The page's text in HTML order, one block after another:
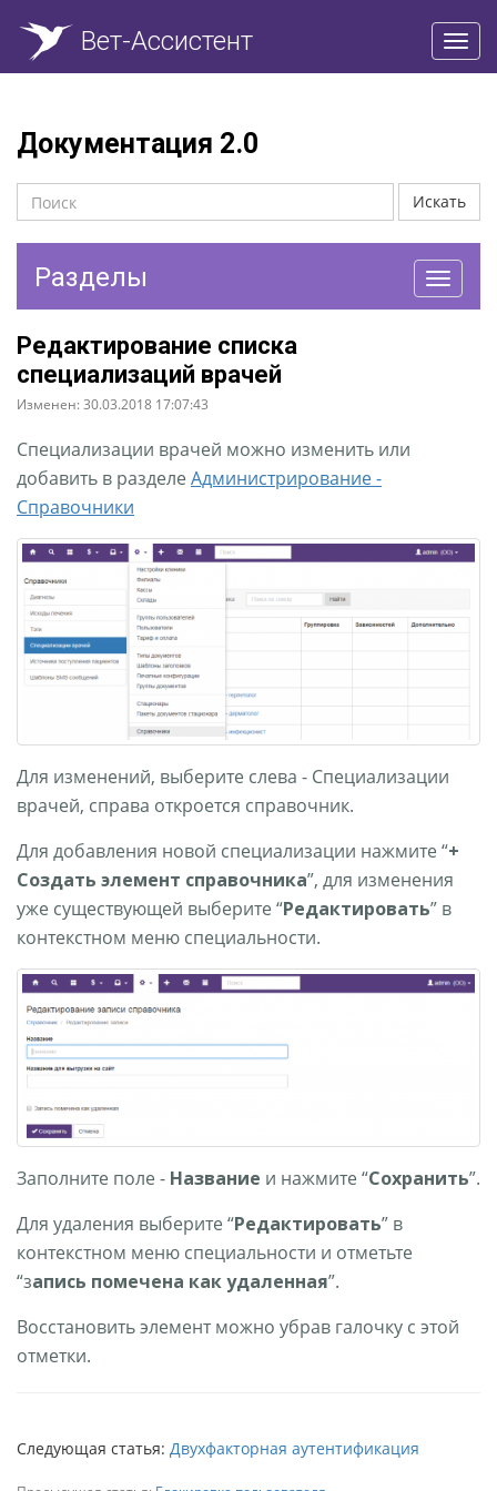
Вет-Ассистент
Документация 2.0
Искать
Разделы
Редактирование списка
специализаций врачей
Изменен: 30.03.2018 17:07:43
Специализации врачей можно изменить или
добавить в разделе Администрирование -
Справочники
Для изменений, выберите слева - Специализации
врачей, справа откроется справочник.
Для добавления новой специализации нажмите “+
Создать элемент справочника”, для изменения
уже существующей выберите “Редактировать” в
контекстном меню специальности.
Заполните поле - Название и нажмите “Сохранить”.
Для удаления выберите “Редактировать” в
контекстном меню специальности и отметьте
“запись помечена как удаленная”.
Восстановить элемент можно убрав галочку с этой
отметки.
Следующая статья: Двухфакторная аутентификация